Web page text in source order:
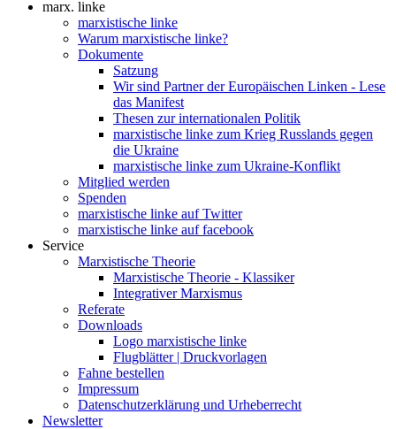
marx. linke
marxistische linke
Warum marxistische linke?
Dokumente
Satzung
Wir sind Partner der Europäischen Linken - Lese
das Manifest
Thesen zur internationalen Politik
marxistische linke zum Krieg Russlands gegen
die Ukraine
marxistische linke zum Ukraine-Konflikt
Mitglied werden
Spenden
marxistische linke auf Twitter
marxistische linke auf facebook
Service
Marxistische Theorie
Marxistische Theorie - Klassiker
Integrativer Marxismus
Referate
Downloads
Logo marxistische linke
Flugblätter | Druckvorlagen
Fahne bestellen
Impressum
Datenschutzerklärung und Urheberrecht
Newsletter